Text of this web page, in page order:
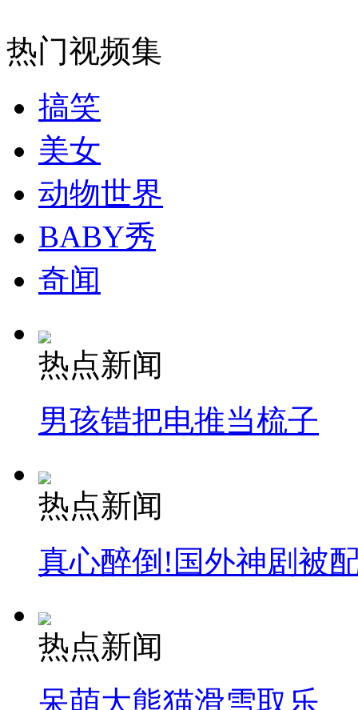
热门视频集
搞笑
美女
动物世界
BABY秀
奇闻
热点新闻
男孩错把电推当梳子
热点新闻
真心醉倒!国外神剧被
热点新闻
呆萌大熊猫滑雪取乐